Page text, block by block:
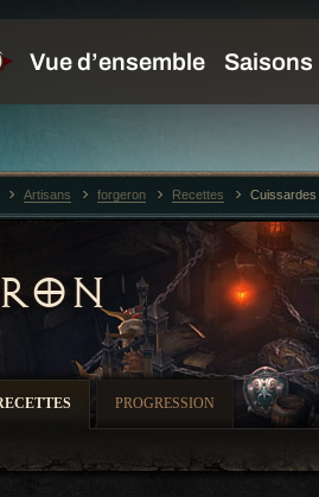
PROGRESSION
Artisans forgeron Recettes Cuissardes